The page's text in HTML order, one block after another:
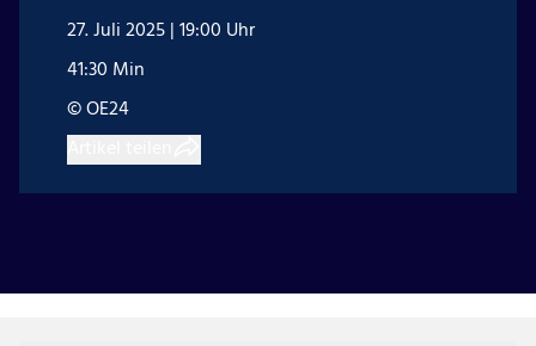
27. Juli 2025 | 19:00 Uhr
41:30 Min
© OE24